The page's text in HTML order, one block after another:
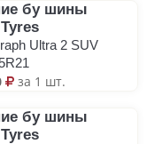
бу шины
Ultra 2 SUV
за 1 шт.
бу шины